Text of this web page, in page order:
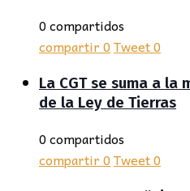
0 compartidos
compartir0Tweet0
La CGT se suma a la
de la Ley de Tierras
0 compartidos
compartir0Tweet0